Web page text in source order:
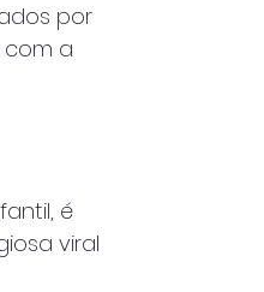
por
com a
é
viral